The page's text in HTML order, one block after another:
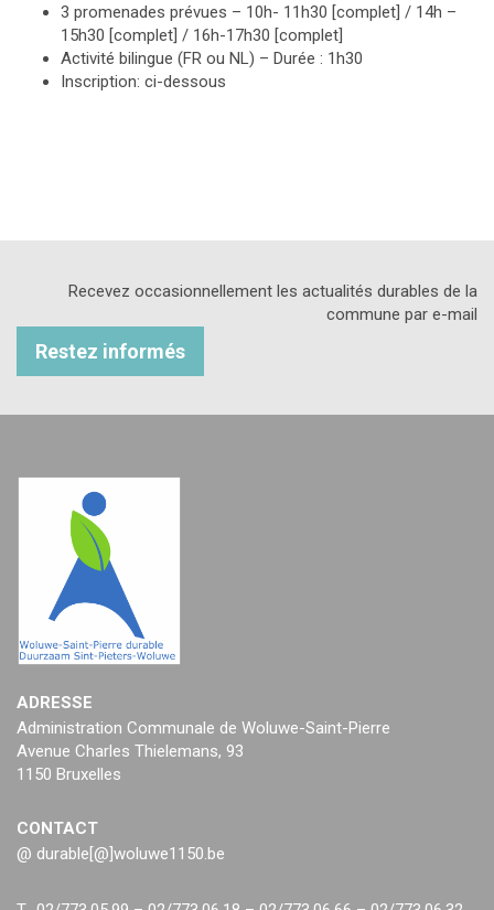
3 promenades prévues – 10h- 11h30 [complet] / 14h –
15h30 [complet] / 16h-17h30 [complet]
Activité bilingue (FR ou NL) – Durée : 1h30
Inscription: ci-dessous
Recevez occasionnellement les actualités durables de la
commune par e-mail
Restez informés
ADRESSE
Administration Communale de Woluwe-Saint-Pierre
Avenue Charles Thielemans, 93
1150 Bruxelles
CONTACT
@ durable[@]woluwe1150.be